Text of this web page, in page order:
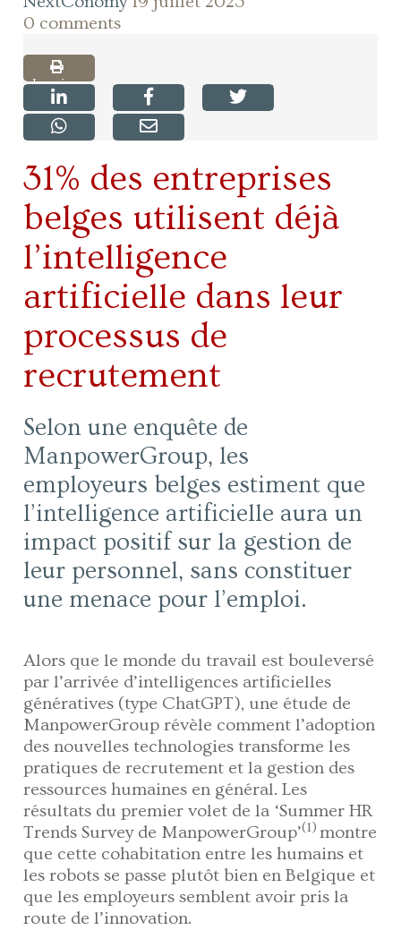
0 comments
Imprimer
31% des entreprises
belges utilisent déjà
l’intelligence
artificielle dans leur
processus de
recrutement
Selon une enquête de
ManpowerGroup, les
employeurs belges estiment que
l’intelligence artificielle aura un
impact positif sur la gestion de
leur personnel, sans constituer
une menace pour l’emploi.
Alors que le monde du travail est bouleversé
par l’arrivée d’intelligences artificielles
génératives (type ChatGPT), une étude de
ManpowerGroup révèle comment l’adoption
des nouvelles technologies transforme les
pratiques de recrutement et la gestion des
ressources humaines en général. Les
résultats du premier volet de la ‘Summer HR
Trends Survey de ManpowerGroup’(1) montre
que cette cohabitation entre les humains et
les robots se passe plutôt bien en Belgique et
que les employeurs semblent avoir pris la
route de l’innovation.